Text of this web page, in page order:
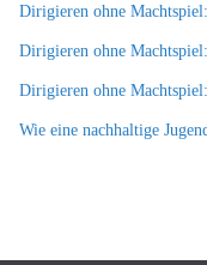
Dirigieren ohne
Dirigieren ohne
Dirigieren ohne
Wie eine nachhaltige